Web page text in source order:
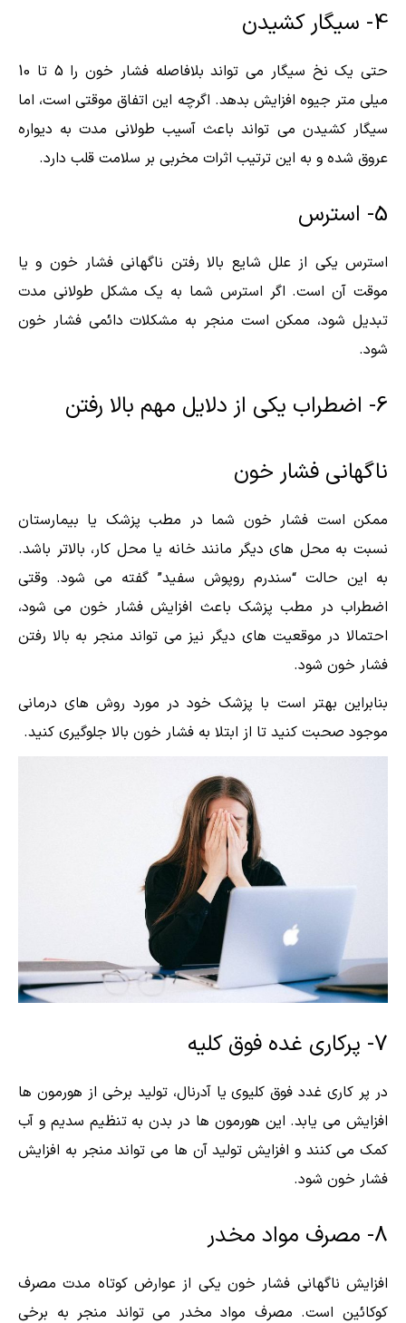
4- سیگار کشیدن
حتی یک نخ سیگار می تواند بلافاصله فشار خون را 5 تا 10
میلی متر جیوه افزایش بدهد. اگرچه این اتفاق موقتی است، اما
سیگار کشیدن می تواند باعث آسیب طولانی مدت به دیواره
عروق شده و به این ترتیب اثرات مخربی بر سلامت قلب دارد.
5- استرس
استرس یکی از علل شایع بالا رفتن ناگهانی فشار خون و یا
موقت آن است. اگر استرس شما به یک مشکل طولانی مدت
تبدیل شود، ممکن است منجر به مشکلات دائمی فشار خون
شود.
6- اضطراب یکی از دلایل مهم بالا رفتن
ناگهانی فشار خون
ممکن است فشار خون شما در مطب پزشک یا بیمارستان
نسبت به محل های دیگر مانند خانه یا محل کار، بالاتر باشد.
به این حالت “سندرم روپوش سفید” گفته می شود. وقتی
اضطراب در مطب پزشک باعث افزایش فشار خون می شود،
احتمالا در موقعیت های دیگر نیز می تواند منجر به بالا رفتن
فشار خون شود.
بنابراین بهتر است با پزشک خود در مورد روش های درمانی
موجود صحبت کنید تا از ابتلا به فشار خون بالا جلوگیری کنید.
7- پرکاری غده فوق کلیه
در پر کاری غدد فوق کلیوی یا آدرنال، تولید برخی از هورمون ها
افزایش می یابد. این هورمون ها در بدن به تنظیم سدیم و آب
کمک می کنند و افزایش تولید آن ها می تواند منجر به افزایش
فشار خون شود.
8- مصرف مواد مخدر
افزایش ناگهانی فشار خون یکی از عوارض کوتاه مدت مصرف
کوکائین است. مصرف مواد مخدر می تواند منجر به برخی